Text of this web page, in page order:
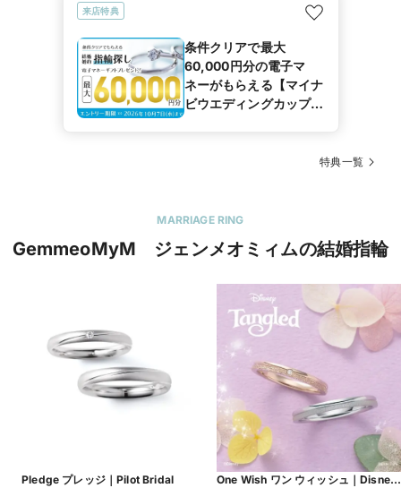
来店特典
条件クリアで最大
60,000円分の電子マ
ネーがもらえる【マイナ
ビウエディングカップル
特典一覧
MARRIAGE RING
GemmeoMyM ジェンメオミィムの結婚指輪
Pledge プレッジ｜Pilot Bridal
One Wish ワン ウィッシュ｜Disney